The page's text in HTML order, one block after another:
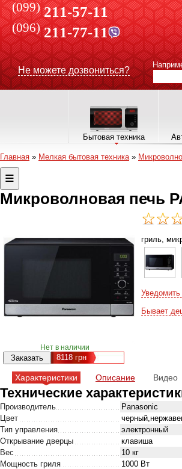
(099) 211-57-11
(096)211-77-11
Не можете дозвониться?
Бытовая техника
Главная » Мелкая бытовая техника»
Микроволновая печь
Нет в наличии
8118грн
гриль,
Уведомить
Бывает
Характеристики Описание Видео
Технические
Производитель
Panasonic
Цвет
Тип управления
электронный
Открывание дверцы
клавиша
Вес
10 кг
Мощность гриля
1000 Вт